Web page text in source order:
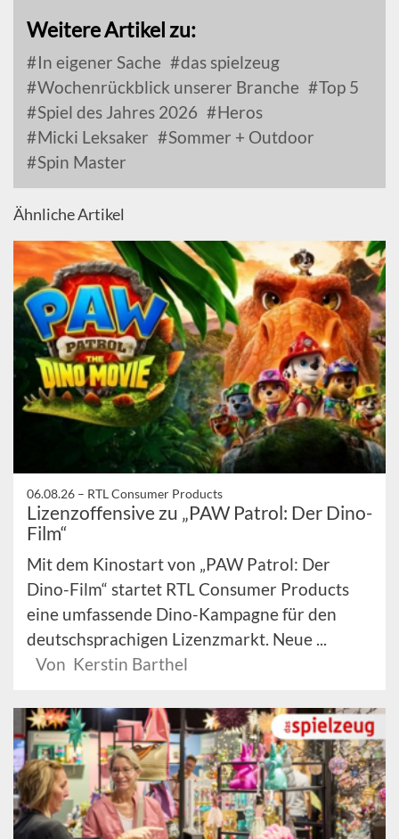
Weitere Artikel zu:
In eigener Sache
das spielzeug
Wochenrückblick unserer Branche
Top 5
Spiel des Jahres 2026
Heros
Micki Leksaker
Sommer + Outdoor
Spin Master
Ähnliche Artikel
06.08.26 – RTL Consumer Products
Lizenzoffensive zu „PAW Patrol: Der Dino-
Film“
Mit dem Kinostart von „PAW Patrol: Der
Dino-Film“ startet RTL Consumer Products
eine umfassende Dino-Kampagne für den
deutschsprachigen Lizenzmarkt. Neue ...
Von Kerstin Barthel